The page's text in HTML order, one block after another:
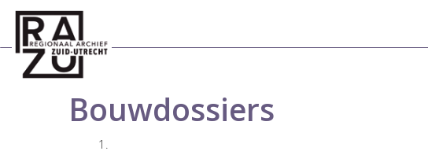
Bouwdossiers